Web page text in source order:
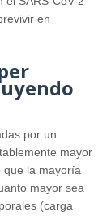
en
por un
mayor
que la mayoría
mayor sea
(carga